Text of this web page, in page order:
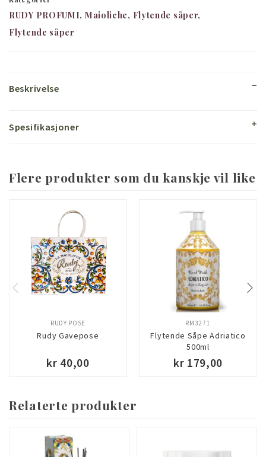
RUDY PROFUMI Maioliche
Flytende såper
Flytende såper
Beskrivelse
Spesifikasjoner
Flere produkter som du kanskje vil like
Rudy Gavepose
RUDY POSE
kr 40,00
Flytende Såpe Adriatico
500ml
RM3271
kr 179,00
Relaterte produkter